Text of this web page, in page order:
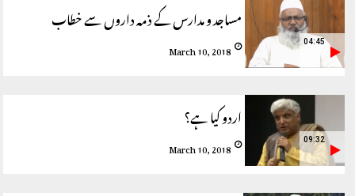
مساجد و مدارس کے ذمہ داروں سے خطاب
March 10, 2018 04:45
اردو کیا ہے؟
March 10, 2018 09:32